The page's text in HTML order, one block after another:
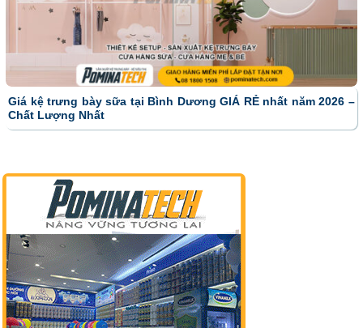
Giá kệ trưng bày sữa tại Bình Dương GIÁ RẺ nhất năm 2026 –
Chất Lượng Nhất